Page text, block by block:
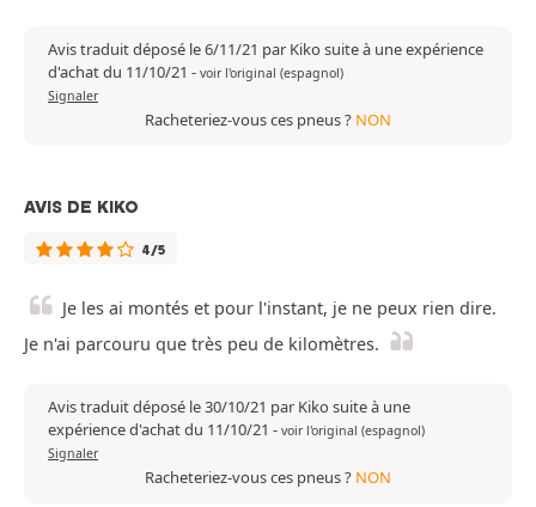
Avis traduit déposé le 6/11/21 par Kiko suite à une expérience
d'achat du 11/10/21 - voir l'original (espagnol)
Signaler
Racheteriez-vous ces pneus ? NON
AVIS DE KIKO
4/5
Je les ai montés et pour l'instant, je ne peux rien dire.
Je n'ai parcouru que très peu de kilomètres.
Avis traduit déposé le 30/10/21 par Kiko suite à une
expérience d'achat du 11/10/21 - voir l'original (espagnol)
Signaler
Racheteriez-vous ces pneus ? NON